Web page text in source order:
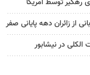
از زائران دهه پایانی صفر